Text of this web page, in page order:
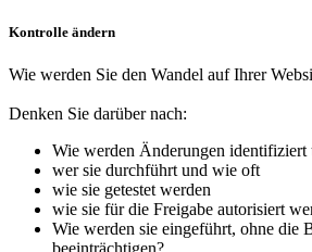
Kontrolle ändern
Wie werden Sie den Wandel auf Ihrer
Denken Sie darüber nach:
Wie werden Änderungen
wer sie durchführt und wie oft
wie sie getestet werden
wie sie für die Freigabe autorisiert
Wie werden sie eingeführt, ohne die
beeinträchtigen?